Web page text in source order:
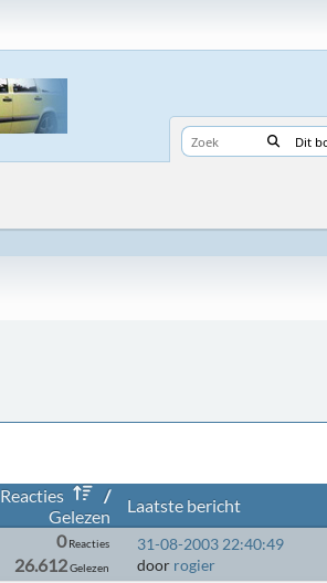
Reacties
/
Gelezen
Laatste bericht
0Reacties
26.612Gelezen
31-08-2003 22:40:49
door rogier